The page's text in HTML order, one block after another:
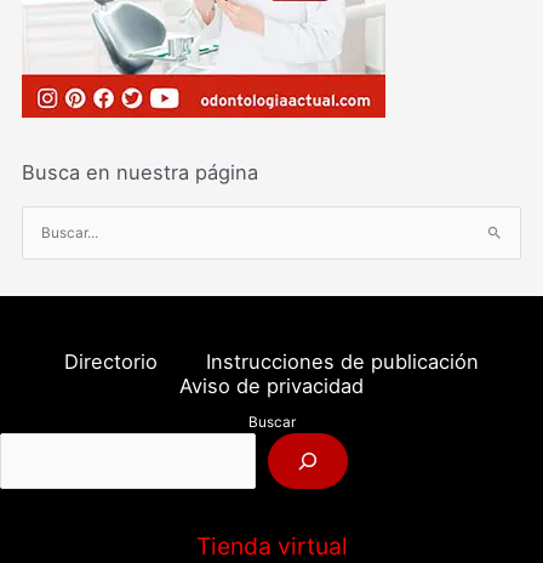
Busca en nuestra página
u
s
o
:
Directorio
Instrucciones de publicación
Aviso de privacidad
Buscar
Tienda virtual